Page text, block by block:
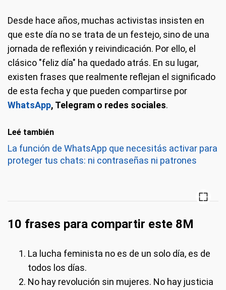
Desde hace años, muchas activistas insisten en
que este día no se trata de un festejo, sino de una
jornada de reflexión y reivindicación. Por ello, el
clásico "feliz día" ha quedado atrás. En su lugar,
existen frases que realmente reflejan el significado
de esta fecha y que pueden compartirse por
WhatsApp, Telegram o redes sociales.
Leé también
La función de WhatsApp que necesitás activar para
proteger tus chats: ni contraseñas ni patrones
10 frases para compartir este 8M
La lucha feminista no es de un solo día, es de
todos los días.
No hay revolución sin mujeres. No hay justicia